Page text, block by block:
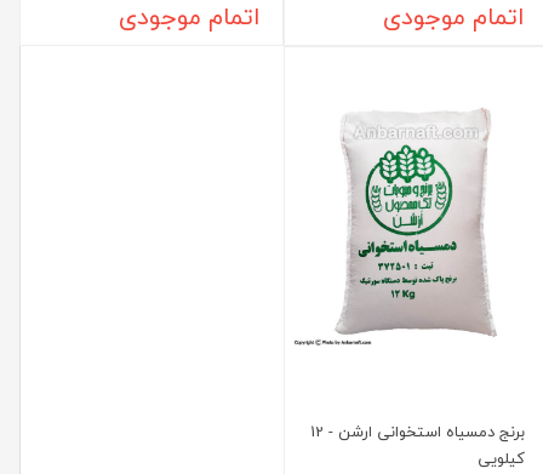
اتمام موجودی اتمام موجودی
برنج دمسیاه استخوانی ارشن - 12
کیلویی